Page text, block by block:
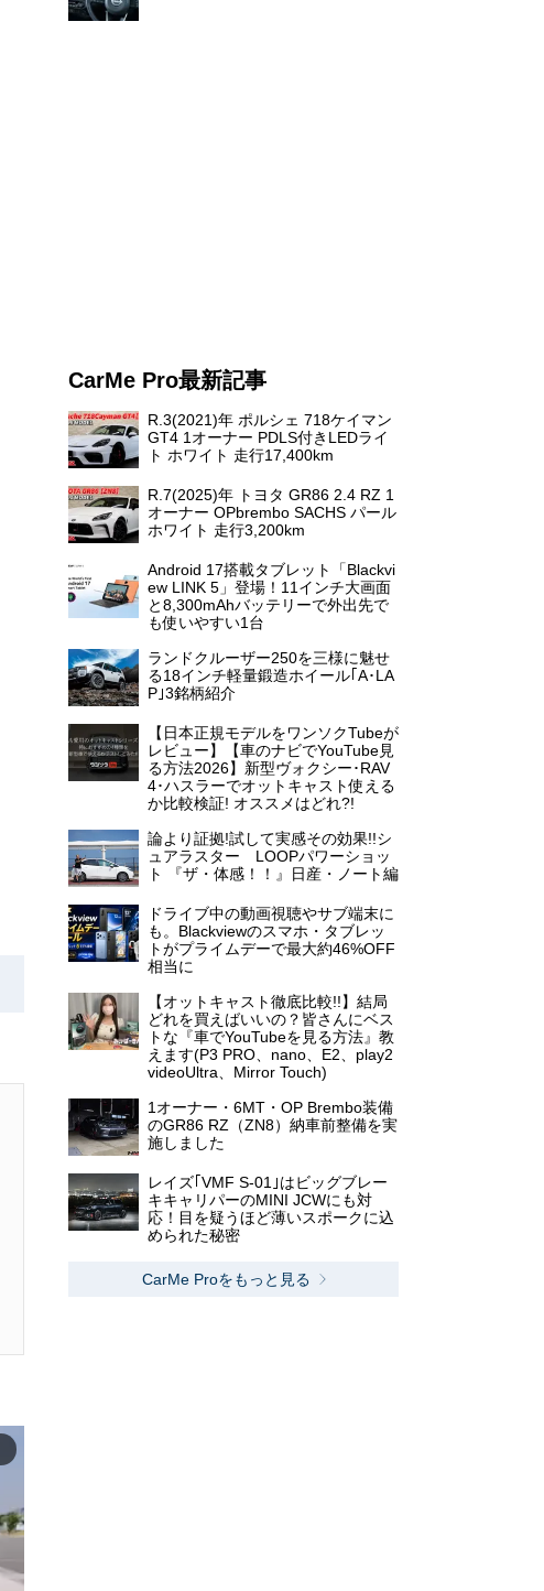
CarMe Pro最新記事
R.3(2021)年 ポルシェ 718ケイマン
GT4 1オーナー PDLS付きLEDライ
ト ホワイト 走行17,400km
R.7(2025)年 トヨタ GR86 2.4 RZ 1
オーナー OPbrembo SACHS パール
ホワイト 走行3,200km
Android 17搭載タブレット「Blackvi
ew LINK 5」登場！11インチ大画面
と8,300mAhバッテリーで外出先で
も使いやすい1台
ランドクルーザー250を三様に魅せ
る18インチ軽量鍛造ホイール｢A･LA
P｣3銘柄紹介
【日本正規モデルをワンソクTubeが
レビュー】【車のナビでYouTube見
る方法2026】新型ヴォクシー･RAV
4･ハスラーでオットキャスト使える
か比較検証! オススメはどれ?!
論より証拠!試して実感その効果!!シ
ュアラスター LOOPパワーショッ
ト 『ザ・体感！！』日産・ノート編
ドライブ中の動画視聴やサブ端末に
も。Blackviewのスマホ・タブレッ
トがプライムデーで最大約46%OFF
相当に
【オットキャスト徹底比較!!】結局
どれを買えばいいの？皆さんにベス
トな『車でYouTubeを見る方法』教
えます(P3 PRO、nano、E2、play2
videoUltra、Mirror Touch)
1オーナー・6MT・OP Brembo装備
のGR86 RZ（ZN8）納車前整備を実
施しました
レイズ｢VMF S-01｣はビッグブレー
キキャリパーのMINI JCWにも対
応！目を疑うほど薄いスポークに込
められた秘密
CarMe Proをもっと見る